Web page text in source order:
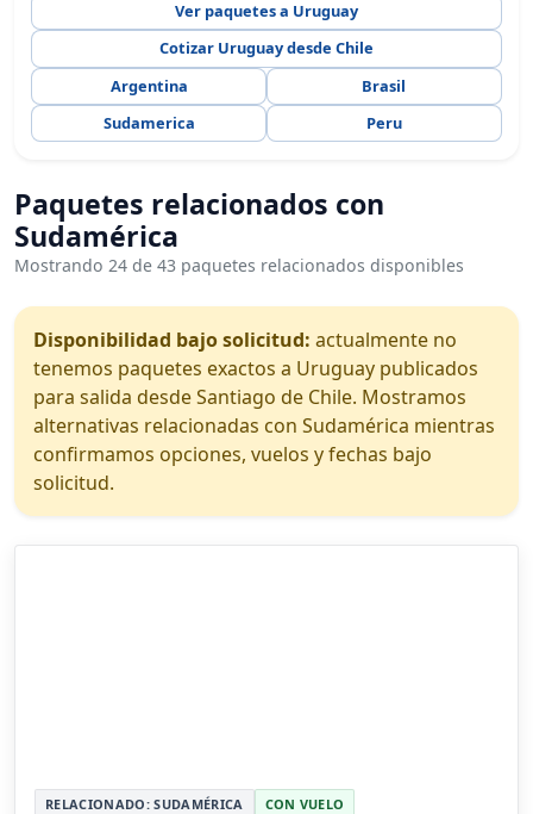
Ver paquetes a Uruguay
Cotizar Uruguay desde Chile
Argentina
Brasil
Sudamerica
Peru
Paquetes relacionados con
Sudamérica
Mostrando 24 de 43 paquetes relacionados disponibles
Disponibilidad bajo solicitud: actualmente no
tenemos paquetes exactos a Uruguay publicados
para salida desde Santiago de Chile. Mostramos
alternativas relacionadas con Sudamérica mientras
confirmamos opciones, vuelos y fechas bajo
solicitud.
RELACIONADO: SUDAMÉRICA CON VUELO